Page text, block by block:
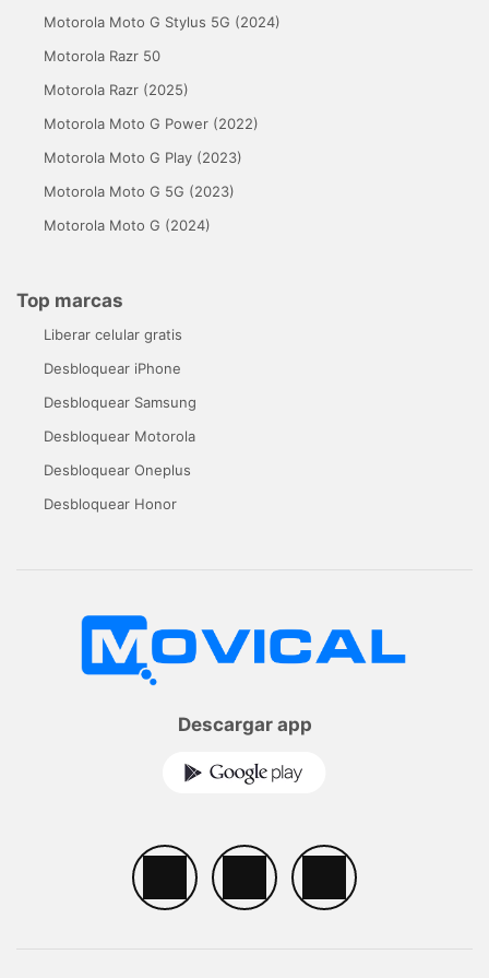
Motorola Moto G Stylus 5G (2024)
Motorola Razr 50
Motorola Razr (2025)
Motorola Moto G Power (2022)
Motorola Moto G Play (2023)
Motorola Moto G 5G (2023)
Motorola Moto G (2024)
Top marcas
Liberar celular gratis
Desbloquear iPhone
Desbloquear Samsung
Desbloquear Motorola
Desbloquear Oneplus
Desbloquear Honor
Descargar app